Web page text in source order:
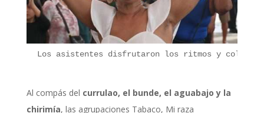
Los asistentes disfrutaron los ritmos y colores
Al compás del currulao, el bunde, el aguabajo y la
chirimía, las agrupaciones Tabaco, Mi raza